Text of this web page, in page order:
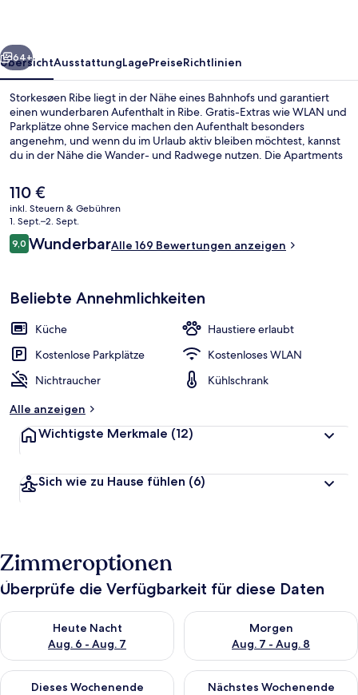
Weiter
64+
ÜbersichtAusstattungLagePreiseRichtlinien
Storkesøen Ribe liegt in der Nähe eines Bahnhofs und garantiert
einen wunderbaren Aufenthalt in Ribe. Gratis-Extras wie WLAN und
Parkplätze ohne Service machen den Aufenthalt besonders
angenehm, und wenn du im Urlaub aktiv bleiben möchtest, kannst
du in der Nähe die Wander- und Radwege nutzen. Die Apartments
Der
aktuelle
Preis
beträgt
110 €.
110 €
inkl. Steuern & Gebühren
1. Sept.–2. Sept.
Bewertungen
9,09,0 von 10.
WunderbarAlle 169 Bewertungen anzeigen
Beliebte Annehmlichkeiten
Küche
Haustiere erlaubt
Kostenlose Parkplätze
Kostenloses WLAN
Nichtraucher
Kühlschrank
Alle anzeigen
Wichtigste Merkmale (12)
Sich wie zu Hause fühlen (6)
Zimmeroptionen
Überprüfe die Verfügbarkeit für diese Daten
Heute Nacht
Aug. 6 - Aug. 7
Überprüfe die Verfügbarkeit für heute Nacht, Aug. 6 - Aug. 7.
Morgen
Aug. 7 - Aug. 8
Überprüfe die Verfügbarkeit
Dieses Wochenende
Überprüfe die Verfügbarkeit für dieses Wochenende, Aug. 7
Nächstes Wochenende
Überprüfe die Verfügbarkeit